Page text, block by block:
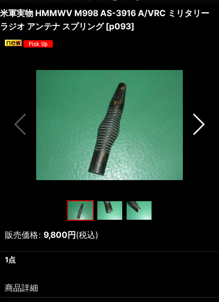
米軍実物 HMMWV M998 AS-3916 A/VRC ミリタリー
ラジオ アンテナ スプリング[p093]
販売価格: 9,800円(税込)
1点
商品詳細